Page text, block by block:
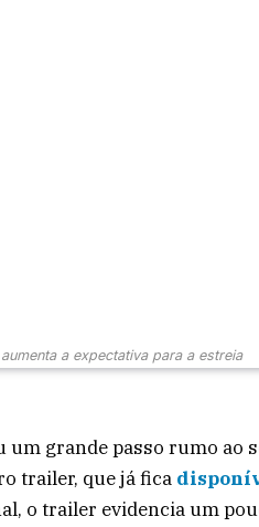
a expectativa para a estreia
um grande passo rumo ao
trailer, que já fica
o trailer evidencia um